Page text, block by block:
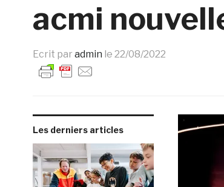
acmi
Ecrit par admin le 22/08/2022
Les derniers articles